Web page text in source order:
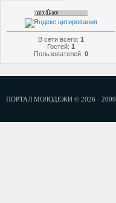
В сети всего: 1
Гостей: 1
Пользователей: 0
ПОРТАЛ МОЛОДЕЖИ © 2026 - 2009